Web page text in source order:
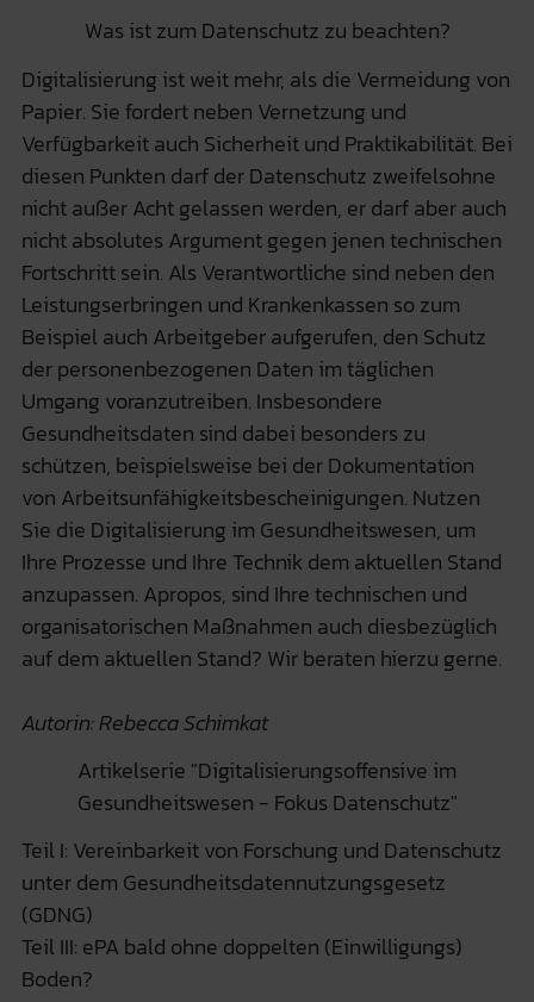
Was ist zum Datenschutz zu beachten?
Digitalisierung ist weit mehr, als die Vermeidung von
Papier. Sie fordert neben Vernetzung und
Verfügbarkeit auch Sicherheit und Praktikabilität. Bei
diesen Punkten darf der Datenschutz zweifelsohne
nicht außer Acht gelassen werden, er darf aber auch
nicht absolutes Argument gegen jenen technischen
Fortschritt sein. Als Verantwortliche sind neben den
Leistungserbringen und Krankenkassen so zum
Beispiel auch Arbeitgeber aufgerufen, den Schutz
der personenbezogenen Daten im täglichen
Umgang voranzutreiben. Insbesondere
Gesundheitsdaten sind dabei besonders zu
schützen, beispielsweise bei der Dokumentation
von Arbeitsunfähigkeitsbescheinigungen. Nutzen
Sie die Digitalisierung im Gesundheitswesen, um
Ihre Prozesse und Ihre Technik dem aktuellen Stand
anzupassen. Apropos, sind Ihre technischen und
organisatorischen Maßnahmen auch diesbezüglich
auf dem aktuellen Stand? Wir beraten hierzu gerne.
Autorin: Rebecca Schimkat
Artikelserie "Digitalisierungsoffensive im
Gesundheitswesen - Fokus Datenschutz"
Teil I: Vereinbarkeit von Forschung und Datenschutz
unter dem Gesundheitsdatennutzungsgesetz
(GDNG)
Teil III: ePA bald ohne doppelten (Einwilligungs)
Boden?